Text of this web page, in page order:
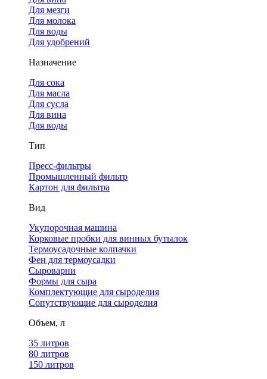
Для мезги
Для молока
Для воды
Для удобрений
Назначение
Для сока
Для масла
Для сусла
Для вина
Для воды
Тип
Пресс-фильтры
Промышленный фильтр
Картон для фильтра
Вид
Укупорочная машина
Корковые пробки для винных бутылок
Термоусадочные колпачки
Фен для термоусадки
Сыроварни
Формы для сыра
Комплектующие для сыроделия
Сопутствующие для сыроделия
Объем, л
35 литров
80 литров
150 литров